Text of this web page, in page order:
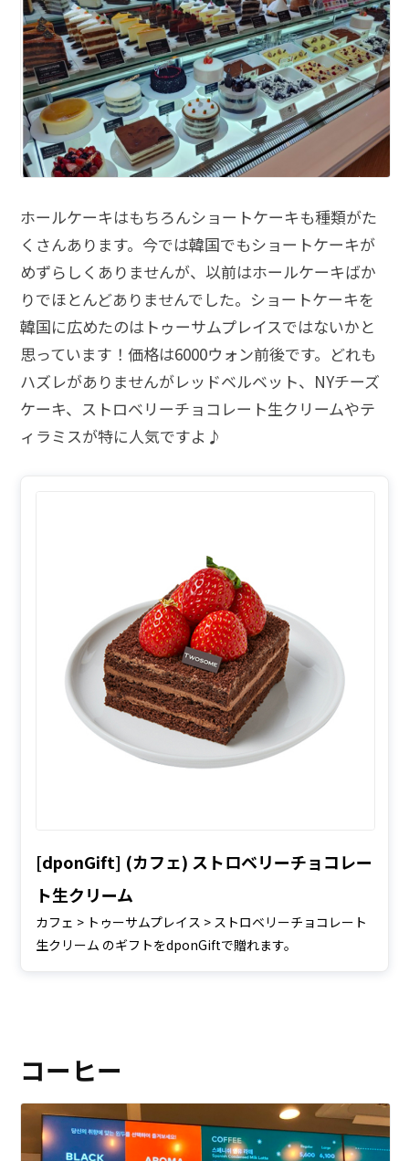
ホールケーキはもちろんショートケーキも種類がた
くさんあります。今では韓国でもショートケーキが
めずらしくありませんが、以前はホールケーキばか
りでほとんどありませんでした。ショートケーキを
韓国に広めたのはトゥーサムプレイスではないかと
思っています！価格は6000ウォン前後です。どれも
ハズレがありませんがレッドベルベット、NYチーズ
ケーキ、ストロベリーチョコレート生クリームやテ
ィラミスが特に人気ですよ♪
[dponGift] (カフェ) ストロベリーチョコレー
ト生クリーム
カフェ > トゥーサムプレイス > ストロベリーチョコレート
生クリーム のギフトをdponGiftで贈れます。
コーヒー